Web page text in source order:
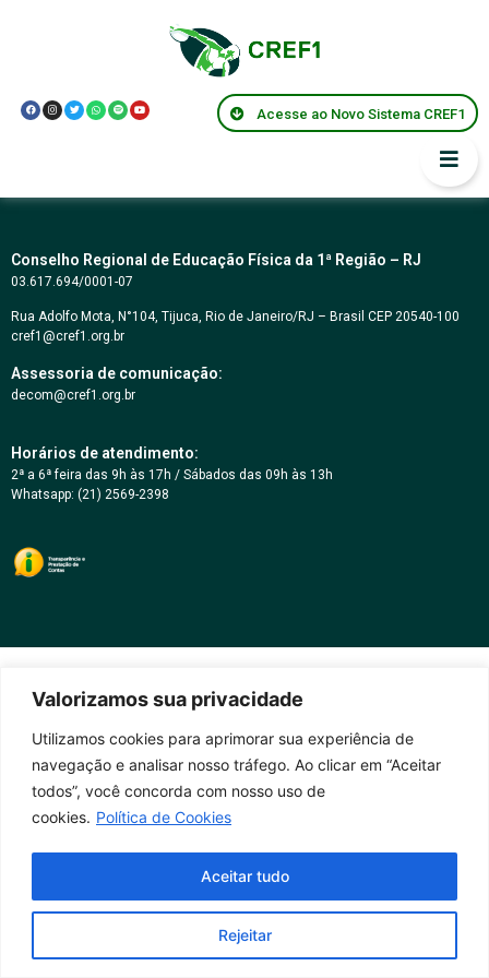
Valorizamos sua privacidade
Utilizamos cookies para aprimorar sua experiência de
navegação e analisar nosso tráfego. Ao clicar em “Aceitar
todos”, você concorda com nosso uso de
cookies. Política de Cookies
Rejeitar
Aceitar tudo
Acesse ao Novo Sistema CREF1
José Augusto
Ferreira do Outeiro
Conselho Regional de Educação Física da 1ª Região – RJ
03.617.694/0001-07
Rua Adolfo Mota, N°104, Tijuca, Rio de Janeiro/RJ – Brasil CEP 20540-100
cref1@cref1.org.br
Assessoria de comunicação:
decom@cref1.org.br
Horários de atendimento:
2ª a 6ª feira das 9h às 17h / Sábados das 09h às 13h
Whatsapp: (21) 2569-2398